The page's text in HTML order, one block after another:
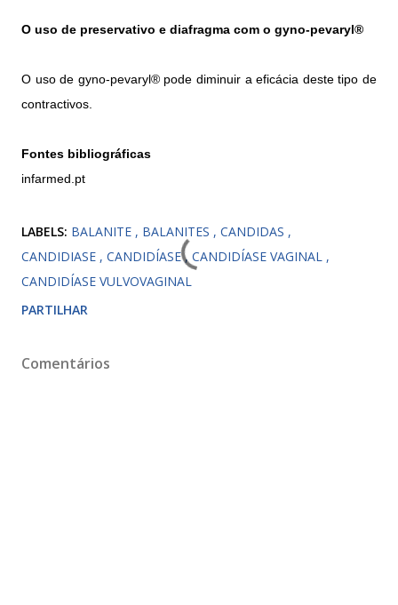
O uso de preservativo e diafragma com o gyno-pevaryl®
O uso de gyno-pevaryl® pode diminuir a eficácia deste tipo de
contractivos.
Fontes bibliográficas
infarmed.pt
LABELS: BALANITE BALANITES
CANDIDAS
CANDIDIASE
CANDIDÍASE CANDIDÍASE VAGINAL
CANDIDÍASE VULVOVAGINAL
PARTILHAR
Comentários